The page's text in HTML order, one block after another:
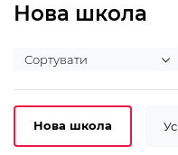
Нова школа
Нова школа